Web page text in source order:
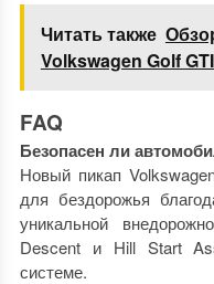
Читать также
Volkswagen Golf
FAQ
Безопасен ли
Новый пикап
для бездорожья
уникальной
Descent и Hill Start
системе.